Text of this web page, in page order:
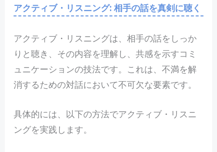
アクティブ・リスニング: 相手の話を真剣に聴く
アクティブ・リスニングは、相手の話をしっか
りと聴き、その内容を理解し、共感を示すコミ
ュニケーションの技法です。これは、不満を解
消するための対話において不可欠な要素です。
具体的には、以下の方法でアクティブ・リスニ
ングを実践します。